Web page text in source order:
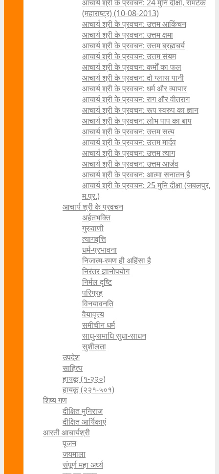
आचार्य श्री के प्रवचन: 24 मुनि दीक्षा, रामटेक
(महाराष्ट्र) (10-08-2013)
आचार्य श्री के प्रवचन: उत्तम आकिंचन
आचार्य श्री के प्रवचन: उत्तम क्षमा
आचार्य श्री के प्रवचन: उत्तम ब्रह्मचर्य
आचार्य श्री के प्रवचन: उत्तम संयम
आचार्य श्री के प्रवचन: कर्मों का फल
आचार्य श्री के प्रवचन: दो ग्लास पानी
आचार्य श्री के प्रवचन: धर्म और व्यापार
आचार्य श्री के प्रवचन: राग और वीतराग
आचार्य श्री के प्रवचन: रूप स्वरुप का ज्ञान
आचार्य श्री के प्रवचन: लोभ पाप का बाप
आचार्य श्री के प्रवचन: उत्तम सत्य
आचार्य श्री के प्रवचन: उत्तम मार्दव
आचार्य श्री के प्रवचन: उत्तम त्याग
आचार्य श्री के प्रवचन: उत्तम आर्जव
आचार्य श्री के प्रवचन: आत्मा सनातन है
आचार्य श्री के प्रवचन: 25 मुनि दीक्षा (जबलपुर,
म.प्र.)
आचार्य श्री के प्रवचन
अर्हतभक्ति
गुरुवाणी
त्यागवृत्ति
धर्म-प्रभावना
निजात्म-रमण ही अहिंसा है
निरंतर ज्ञानोपयोग
निर्मल दृष्टि
परिग्रह
विनयावनति
वैयावृत्त्य
समीचीन धर्म
साधु-समाधि सुधा-साधन
सुशीलता
उपदेश
साहित्य
हायकू (१‍-२२०)
हायकू (२२१-५०१)
शिष्य गण
दीक्षित मुनिराज
दीक्षित आर्यिकाएं
आरती आचार्यश्री
पूजन
जयमाला
संपूर्ण महा अर्घ्य